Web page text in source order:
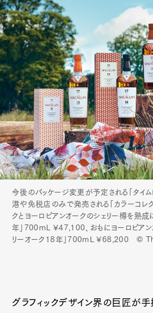
今後のパッケージ変更が予定される「タイム
港や免税店のみで発売される「カラーコレク
クとヨーロピアンオークのシェリー樽を熟
年」700mL ¥47,100、おもにヨーロピアン
リーオーク18年」700mL ¥68,200 ©
グラフィックデザイン界の巨匠が